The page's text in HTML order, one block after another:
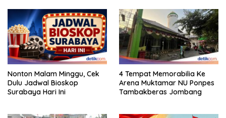
Nonton Malam Minggu, Cek
Dulu Jadwal Bioskop
Surabaya Hari Ini
4 Tempat Memorabilia Ke
Arena Muktamar NU Ponpes
Tambakberas Jombang